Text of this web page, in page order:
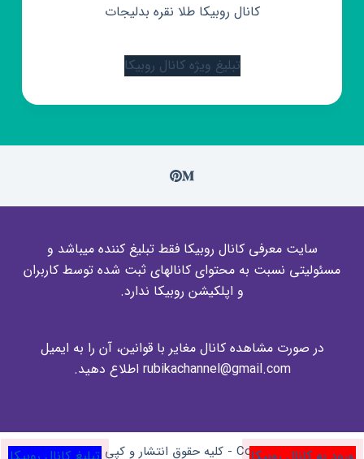
کانال روبیکا طلا نقره بدلیجات
تبلیغ ویژه کانال روبیکا
سایت معرفی کانال روبیکا فقط تبلیغ کننده میباشد و
مسئولیتی نسبت به محتوای کانالهای ثبت شده توسط کاربران
و اپلکیشن روبیکا ندارد.
در صورت مشاهده کانال مغایر با قوانین، آن را به ایمیل
rubikachannel@gmail.com اطلاع دهید.
Copyright © 2026 - کلیه حقوق انتشار و کپی برای وبسایت